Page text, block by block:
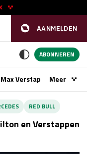
AANMELDEN
11 - 13 sep
zo 15:00 - 17:00
ABONNEREN
Max VerstappenMeer
RED BULL
en Verstappen